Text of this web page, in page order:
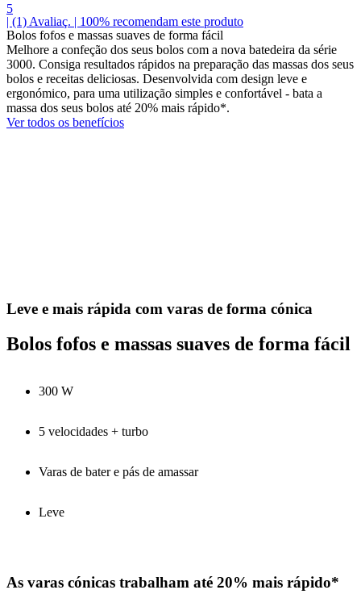
5
| (1) Avaliaç. | 100% recomendam este produto
Bolos fofos e massas suaves de forma fácil
Melhore a confeção dos seus bolos com a nova batedeira da série
3000. Consiga resultados rápidos na preparação das massas dos seus
bolos e receitas deliciosas. Desenvolvida com design leve e
ergonómico, para uma utilização simples e confortável - bata a
massa dos seus bolos até 20% mais rápido*.
Ver todos os benefícios
Leve e mais rápida com varas de forma cónica
Bolos fofos e massas suaves de forma fácil
300 W
5 velocidades + turbo
Varas de bater e pás de amassar
Leve
As varas cónicas trabalham até 20% mais rápido*